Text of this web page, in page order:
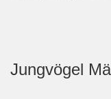
Jungvögel